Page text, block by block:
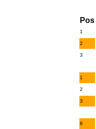
Pos
1
2
3
1
2
3
8